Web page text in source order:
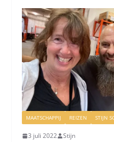
MAATSCHAPPIJ REIZEN STIJN
3 juli 2022 Stijn